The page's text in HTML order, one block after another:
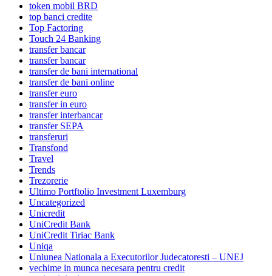
token mobil BRD
top banci credite
Top Factoring
Touch 24 Banking
transfer bancar
transfer bancar
transfer de bani international
transfer de bani online
transfer euro
transfer in euro
transfer interbancar
transfer SEPA
transferuri
Transfond
Travel
Trends
Trezorerie
Ultimo Portftolio Investment Luxemburg
Uncategorized
Unicredit
UniCredit Bank
UniCredit Tiriac Bank
Uniqa
Uniunea Nationala a Executorilor Judecatoresti – UNEJ
vechime in munca necesara pentru credit